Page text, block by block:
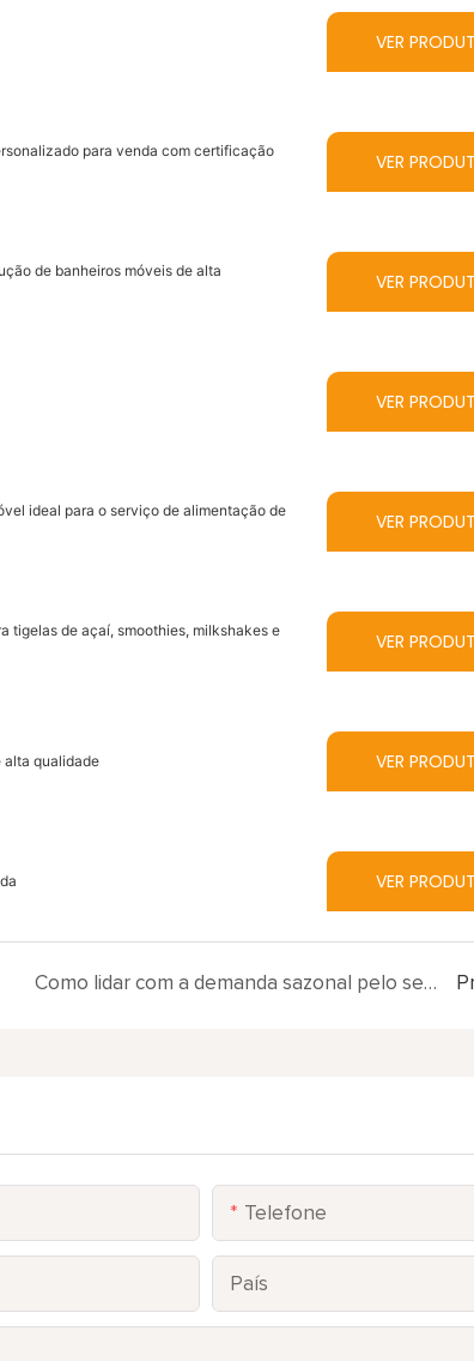
VER
para venda com certificação
VER
de banheiros móveis de alta
VER
VER
ideal para o serviço de alimentação de
VER
tigelas de açaí, smoothies, milkshakes e
VER
alta qualidade VER
VER
Como lidar com a demanda sazonal pelo seu negócio de trailers de sorvete
Telefone
País